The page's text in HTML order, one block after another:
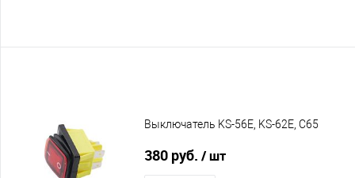
Выключатель KS-56E, KS-62E, C65
380 руб. / шт